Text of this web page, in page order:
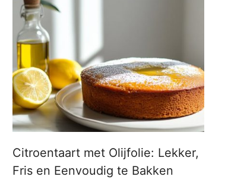
Citroentaart met Olijfolie: Lekker,
Fris en Eenvoudig te Bakken